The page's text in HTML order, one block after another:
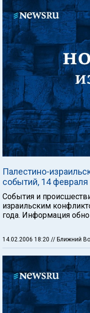
Палестино-
событий, 14 февраля
События и
израильским
года. Информация
14.02.2006 18:20 // Ближний